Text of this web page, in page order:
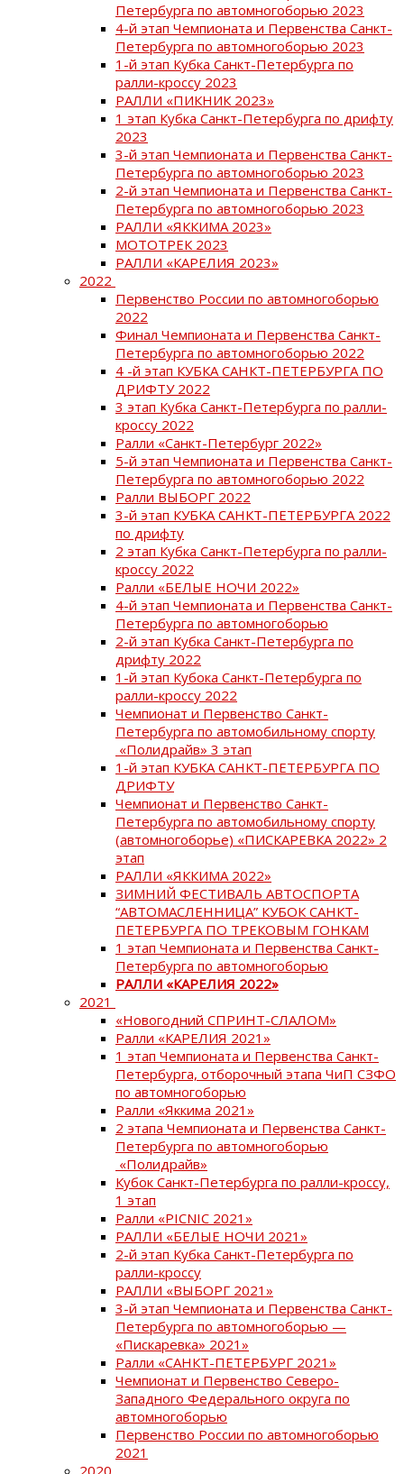
Петербурга по автомногоборью 2023
4-й этап Чемпионата и Первенства Санкт-
Петербурга по автомногоборью 2023
1-й этап Кубка Санкт-Петербурга по
ралли-кроссу 2023
РАЛЛИ «ПИКНИК 2023»
1 этап Кубка Санкт-Петербурга по дрифту
2023
3-й этап Чемпионата и Первенства Санкт-
Петербурга по автомногоборью 2023
2-й этап Чемпионата и Первенства Санкт-
Петербурга по автомногоборью 2023
РАЛЛИ «ЯККИМА 2023»
МОТОТРЕК 2023
РАЛЛИ «КАРЕЛИЯ 2023»
2022
Первенство России по автомногоборью
2022
Финал Чемпионата и Первенства Санкт-
Петербурга по автомногоборью 2022
4 -й этап КУБКА САНКТ-ПЕТЕРБУРГА ПО
ДРИФТУ 2022
3 этап Кубка Санкт-Петербурга по ралли-
кроссу 2022
Ралли «Санкт-Петербург 2022»
5-й этап Чемпионата и Первенства Санкт-
Петербурга по автомногоборью 2022
Ралли ВЫБОРГ 2022
3-й этап КУБКА САНКТ-ПЕТЕРБУРГА 2022
по дрифту
2 этап Кубка Санкт-Петербурга по ралли-
кроссу 2022
Ралли «БЕЛЫЕ НОЧИ 2022»
4-й этап Чемпионата и Первенства Санкт-
Петербурга по автомногоборью
2-й этап Кубка Санкт-Петербурга по
дрифту 2022
1-й этап Кубока Санкт-Петербурга по
ралли-кроссу 2022
Чемпионат и Первенство Санкт-
Петербурга по автомобильному спорту
«Полидрайв» 3 этап
1-й этап КУБКА САНКТ-ПЕТЕРБУРГА ПО
ДРИФТУ
Чемпионат и Первенство Санкт-
Петербурга по автомобильному спорту
(автомногоборье) «ПИСКАРЕВКА 2022» 2
этап
РАЛЛИ «ЯККИМА 2022»
ЗИМНИЙ ФЕСТИВАЛЬ АВТОСПОРТА
“АВТОМАСЛЕННИЦА” КУБОК САНКТ-
ПЕТЕРБУРГА ПО ТРЕКОВЫМ ГОНКАМ
1 этап Чемпионата и Первенства Санкт-
Петербурга по автомногоборью
РАЛЛИ «КАРЕЛИЯ 2022»
2021
«Новогодний СПРИНТ-СЛАЛОМ»
Ралли «КАРЕЛИЯ 2021»
1 этап Чемпионата и Первенства Санкт-
Петербурга, отборочный этапа ЧиП СЗФО
по автомногоборью
Ралли «Яккима 2021»
2 этапа Чемпионата и Первенства Санкт-
Петербурга по автомногоборью
«Полидрайв»
Кубок Санкт-Петербурга по ралли-кроссу,
1 этап
Ралли «PICNIC 2021»
РАЛЛИ «БЕЛЫЕ НОЧИ 2021»
2-й этап Кубка Санкт-Петербурга по
ралли-кроссу
РАЛЛИ «ВЫБОРГ 2021»
3-й этап Чемпионата и Первенства Санкт-
Петербурга по автомногоборью —
«Пискаревка» 2021»
Ралли «САНКТ-ПЕТЕРБУРГ 2021»
Чемпионат и Первенство Северо-
Западного Федерального округа по
автомногоборью
Первенство России по автомногоборью
2021
2020